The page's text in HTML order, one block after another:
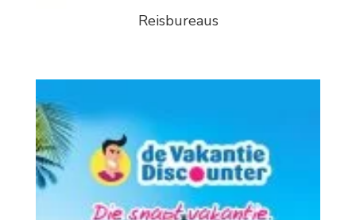
Reisbureaus